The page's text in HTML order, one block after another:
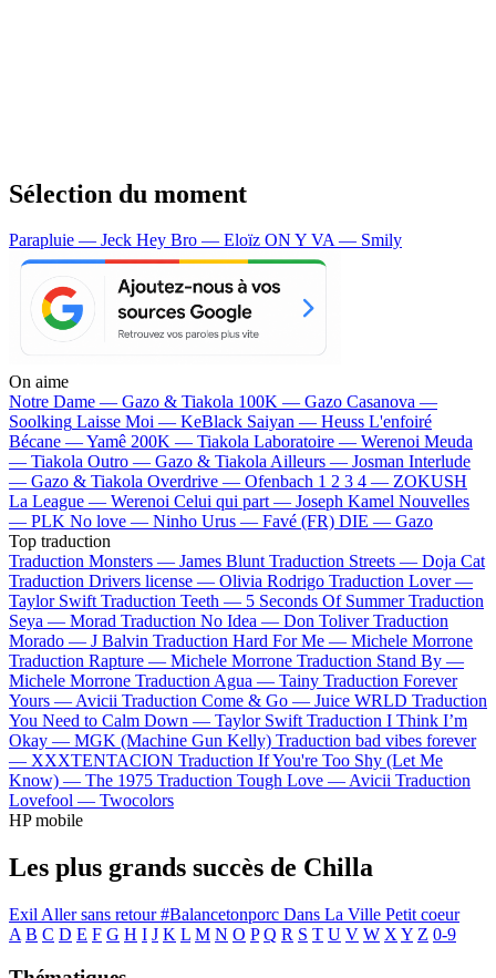
Sélection du moment
Parapluie — Jeck Hey Bro — Eloïz ON Y VA — Smily
On aime
Notre Dame — Gazo & Tiakola 100K — Gazo Casanova —
Soolking Laisse Moi — KeBlack Saiyan — Heuss L'enfoiré
Bécane —Yamê 200K — Tiakola Laboratoire — Werenoi Meuda
— Tiakola Outro — Gazo & TiakolaAilleurs — Josman Interlude
— Gazo & Tiakola Overdrive — Ofenbach 1 2 3 4 — ZOKUSH
La League — Werenoi Celui qui part — Joseph Kamel Nouvelles
— PLK No love — Ninho Urus — Favé (FR) DIE — Gazo
Top traduction
Traduction Monsters — James Blunt Traduction Streets — Doja Cat
Traduction Drivers license — Olivia Rodrigo Traduction Lover —
Taylor Swift Traduction Teeth — 5 Seconds Of Summer Traduction
Seya — Morad Traduction No Idea — Don Toliver Traduction
Morado — J Balvin Traduction Hard For Me — Michele Morrone
Traduction Rapture — Michele Morrone Traduction Stand By —
Michele Morrone Traduction Agua — Tainy Traduction Forever
Yours —Avicii Traduction Come & Go — Juice WRLD Traduction
You Need to Calm Down — Taylor Swift Traduction I Think I’m
Okay — MGK (Machine Gun Kelly) Traduction bad vibes forever
— XXXTENTACION Traduction If You're Too Shy (Let Me
Know) — The 1975 Traduction Tough Love —Avicii Traduction
Lovefool — Twocolors
HP mobile
Les plus grands succès de Chilla
Exil Aller sans retour#Balancetonporc Dans La Ville Petit coeur
A B C D E F G H I J K L M N O P Q R S T U V W X Y Z 0-9